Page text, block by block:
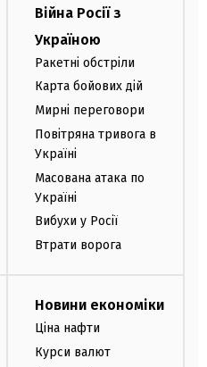
Війна Росії з
Україною
Ракетні обстріли
Карта бойових дій
Мирні переговори
Повітряна тривога в
Україні
Масована атака по
Україні
Вибухи у Росії
Втрати ворога
Новини економіки
Ціна нафти
Курси валют